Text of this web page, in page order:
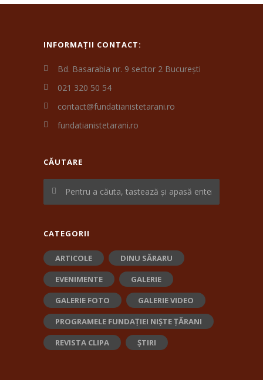
INFORMAȚII CONTACT:
Bd. Basarabia nr. 9 sector 2 București
021 320 50 54
contact@fundatianistetarani.ro
fundatianistetarani.ro
CĂUTARE
CATEGORII
ARTICOLE
DINU SĂRARU
EVENIMENTE
GALERIE
GALERIE FOTO
GALERIE VIDEO
PROGRAMELE FUNDAȚIEI NIȘTE ȚĂRANI
REVISTA CLIPA
ȘTIRI